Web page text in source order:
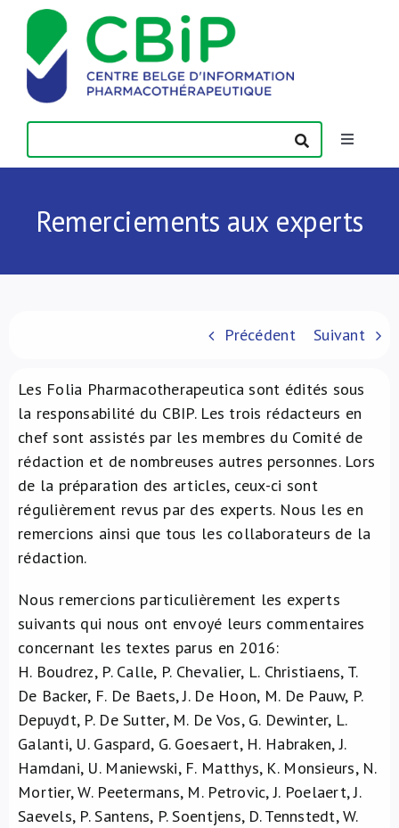
Passer
contenu
Toggle
À propos de nous
NL
Remerciements aux experts
Précédent Suivant
Les Folia Pharmacotherapeutica sont édités sous
la responsabilité du CBIP. Les trois rédacteurs en
chef sont assistés par les membres du Comité de
rédaction et de nombreuses autres personnes. Lors
de la préparation des articles, ceux-ci sont
régulièrement revus par des experts. Nous les en
remercions ainsi que tous les collaborateurs de la
rédaction.
Nous remercions particulièrement les experts
suivants qui nous ont envoyé leurs commentaires
concernant les textes parus en 2016:
H. Boudrez, P. Calle, P. Chevalier, L. Christiaens, T.
De Backer, F. De Baets, J. De Hoon, M. De Pauw, P.
Depuydt, P. De Sutter, M. De Vos, G. Dewinter, L.
Galanti, U. Gaspard, G. Goesaert, H. Habraken, J.
Hamdani, U. Maniewski, F. Matthys, K. Monsieurs, N.
Mortier, W. Peetermans, M. Petrovic, J. Poelaert, J.
Saevels, P. Santens, P. Soentjens, D. Tennstedt, W.